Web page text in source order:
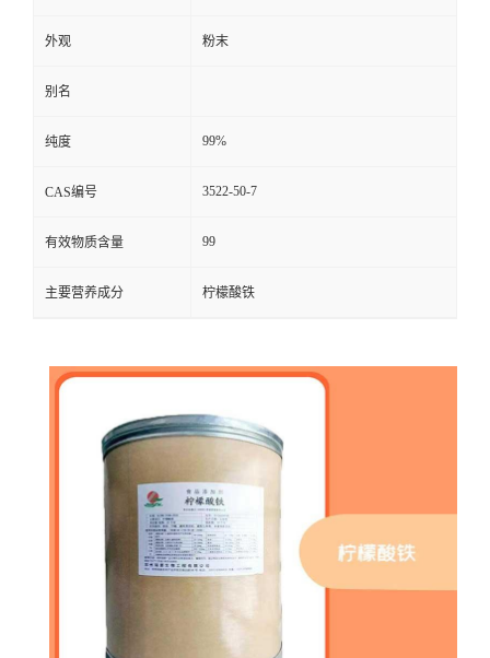
外观 粉末
别名
纯度 99%
CAS编号 3522-50-7
有效物质含量 99
主要营养成分 柠檬酸铁